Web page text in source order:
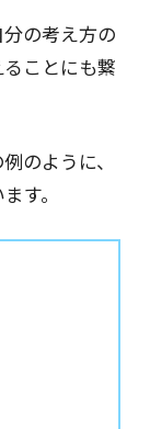
の考え方の
ことにも繋
のように、
す。